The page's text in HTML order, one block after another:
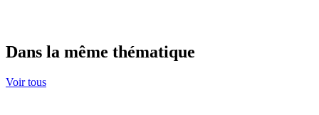
Dans la même thématique
Voir tous